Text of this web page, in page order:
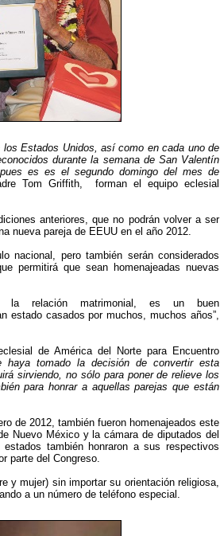
Estados Unidos, así como en cada uno de
durante la semana de San Valentín
es es el segundo domingo del mes de
Tom Griffith, forman el equipo eclesial
anteriores, que no podrán volver a ser
nueva pareja de EEUU en el año 2012.
nacional, pero también serán considerados
permitirá que sean homenajeadas nuevas
la relación matrimonial, es un buen
estado casados ​​por muchos, muchos años”,
de América del Norte para Encuentro
tomado la decisión de convertir esta
sirviendo, no sólo para poner de relieve los
para honrar a aquellas parejas que están
de 2012, también fueron homenajeados este
Nuevo México y la cámara de diputados del
también honraron a sus respectivos
parte del Congreso.
y mujer) sin importar su orientación religiosa,
a un número de teléfono especial.